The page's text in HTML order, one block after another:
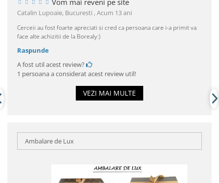
Vom mai reveni pe site
Catalin Lupoaie, Bucuresti ,Acum 13 ani
Cerceii au fost foarte apreciati si cred ca persoana care i-a primit va
face alte achizitii de la Borealy:)
Raspunde
A fost util acest review?
1 persoana a considerat acest review util!
VEZI MAI MULTE
Ambalare de Lux